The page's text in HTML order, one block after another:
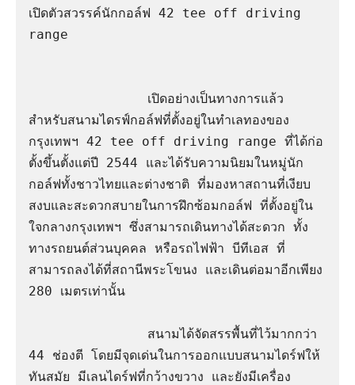
เปิดตัวสวรรค์นักกอล์ฟ 42 tee off driving
range
สำหรับสนามไดรฟ์กอล์ฟที่ตั้งอยู่ในทำเลทองของ
กรุงเทพฯ 42 tee off driving range ที่ได้ก่อ
ตั้งขึ้นตั้งแต่ปี 2544 และได้รับความนิยมในหมู่นัก
กอล์ฟทั้งชาวไทยและต่างชาติ ที่มองหาสถานที่เงียบ
สงบและสะดวกสบายในการฝึกซ้อมกอล์ฟ ที่ตั้งอยู่ใน
ใจกลางกรุงเทพฯ ซึ่งสามารถเดินทางได้สะดวก ทั้ง
ทางรถยนต์ส่วนบุคคล หรือรถไฟฟ้า บีทีเอส ที่
สามารถลงได้ที่สถานีพระโขนง และเดินต่อมาอีกเพียง
280 เมตรเท่านั้น
44 ช่องตี โดยมีจุดเด่นในการออกแบบสนามไดร์ฟให้
ทันสมัย มีเลนไดร์ฟที่กว้างขวาง และยังมีเครื่อง